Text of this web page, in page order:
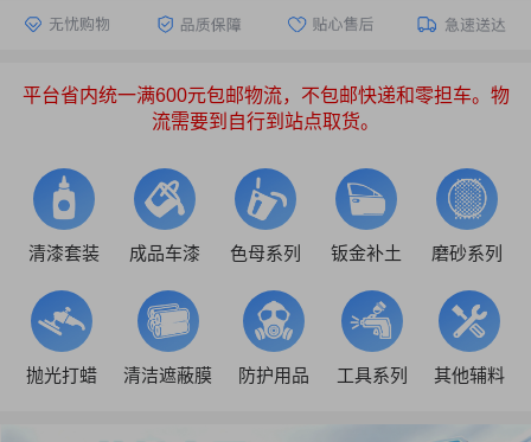
平台省内统一满600元包邮物流，不包邮快递和零担车。物
流需要到自行到站点取货。
清漆套装 成品车漆 色母系列 钣金补土 磨砂系列
抛光打蜡 清洁遮蔽膜 防护用品 工具系列 其他辅料